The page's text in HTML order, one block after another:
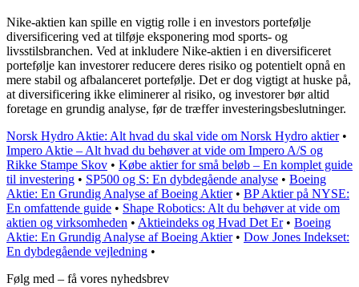
Nike-aktien kan spille en vigtig rolle i en investors portefølje
diversificering ved at tilføje eksponering mod sports- og
livsstilsbranchen. Ved at inkludere Nike-aktien i en diversificeret
portefølje kan investorer reducere deres risiko og potentielt opnå en
mere stabil og afbalanceret portefølje. Det er dog vigtigt at huske på,
at diversificering ikke eliminerer al risiko, og investorer bør altid
foretage en grundig analyse, før de træffer investeringsbeslutninger.
Norsk Hydro Aktie: Alt hvad du skal vide om Norsk Hydro aktier•
Impero Aktie – Alt hvad du behøver at vide om Impero A/S og
Rikke Stampe Skov • Købe aktier for små beløb – En komplet guide
til investering • SP500 og S: En dybdegående analyse • Boeing
Aktie: En Grundig Analyse af Boeing Aktier• BP Aktier på NYSE:
En omfattende guide • Shape Robotics: Alt du behøver at vide om
aktien og virksomheden • Aktieindeks og Hvad Det Er• Boeing
Aktie: En Grundig Analyse af Boeing Aktier• Dow Jones Indekset:
En dybdegående vejledning •
Følg med – få vores nyhedsbrev